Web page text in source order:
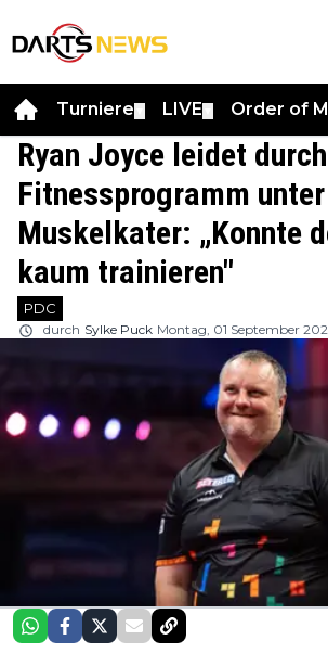
Turniere LIVE Order of
Ryan Joyce leidet
Fitnessprogramm unter
Muskelkater: „Konnte
kaum trainieren"
PDC
durch Sylke Puck Montag, 01 September